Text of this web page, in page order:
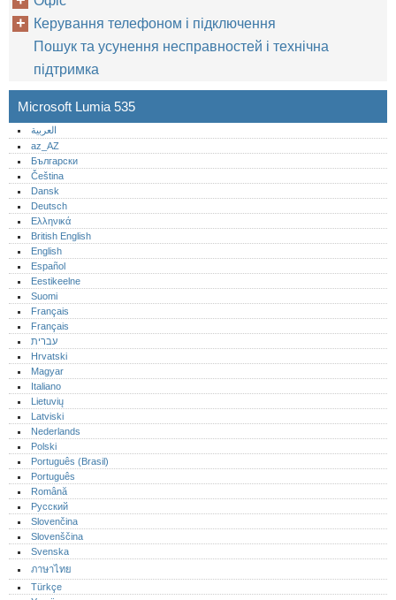
Керування телефоном і підключення
Пошук та усунення несправностей і технічна
підтримка
Microsoft Lumia 535
العربية
az_AZ
Български
Čeština
Dansk
Deutsch
Ελληνικά
British English
English
Español
Eestikeelne
Suomi
Français
Français
עברית
Hrvatski
Magyar
Italiano
Lietuvių
Latviski
Nederlands
Polski
Português (Brasil)
Português‎
Română
Русский
Slovenčina
Slovenščina
Svenska
ภาษาไทย
Türkçe